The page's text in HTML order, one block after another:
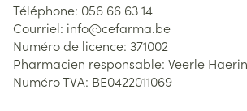
Téléphone: 056 66 63 14
Courriel: info@cefarma.be
Numéro de licence: 371002
Pharmacien responsable: Veerle
Numéro TVA: BE0422011069